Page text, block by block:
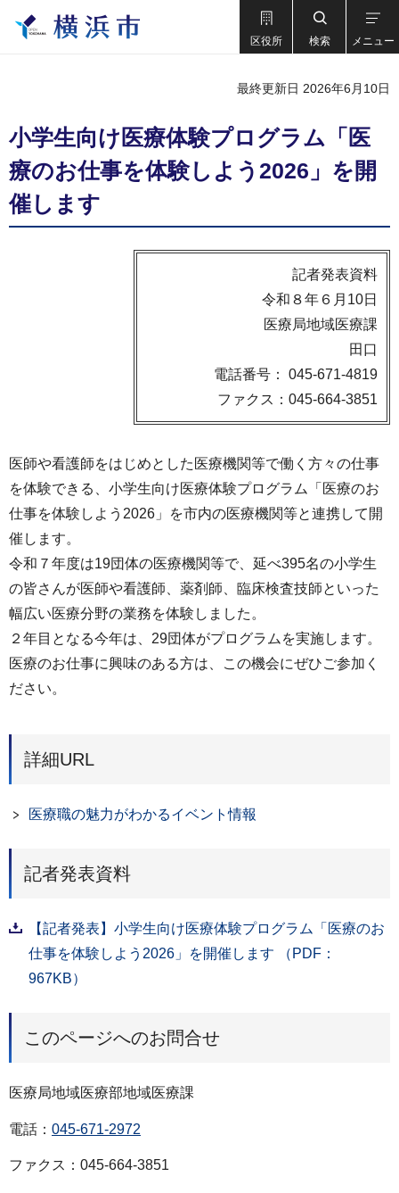
区役所 検索 メニュー
最終更新日 2026年6月10日
小学生向け医療体験プログラム「医
療のお仕事を体験しよう2026」を開
催します
記者発表資料
令和８年６月10日
医療局地域医療課
田口
電話番号： 045-671-4819
ファクス：045-664-3851
医師や看護師をはじめとした医療機関等で働く方々の仕事
を体験できる、小学生向け医療体験プログラム「医療のお
仕事を体験しよう2026」を市内の医療機関等と連携して開
催します。
令和７年度は19団体の医療機関等で、延べ395名の小学生
の皆さんが医師や看護師、薬剤師、臨床検査技師といった
幅広い医療分野の業務を体験しました。
２年目となる今年は、29団体がプログラムを実施します。
医療のお仕事に興味のある方は、この機会にぜひご参加く
ださい。
詳細URL
医療職の魅力がわかるイベント情報
記者発表資料
【記者発表】小学生向け医療体験プログラム「医療のお
仕事を体験しよう2026」を開催します （PDF：
967KB）
このページへのお問合せ
医療局地域医療部地域医療課
電話： 045-671-2972
ファクス：045-664-3851